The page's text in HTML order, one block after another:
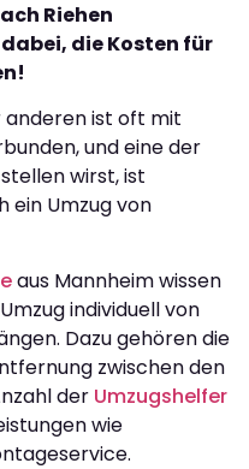
Riehen
die Kosten für
anderen ist oft mit
und eine der
wirst, ist
ein Umzug von
aus Mannheim wissen
individuell von
Dazu gehören die
zwischen den
der Umzugshelfer
wie